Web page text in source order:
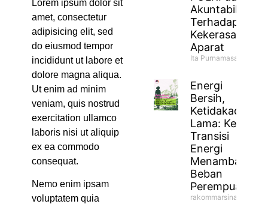
Lorem ipsum dolor sit
amet, consectetur
adipisicing elit, sed
do eiusmod tempor
incididunt ut labore et
dolore magna aliqua.
Ut enim ad minim
veniam, quis nostrud
exercitation ullamco
laboris nisi ut aliquip
ex ea commodo
consequat.
Nemo enim ipsam
voluptatem quia
Akuntabilitas
Terhadap
Kekerasan
Aparat
Ita Purnamasari
Energi
Bersih,
Ketidakadilan
Lama: Ketika
Transisi
Energi
Menambah
Beban
Perempuan
rakommarsinahfm